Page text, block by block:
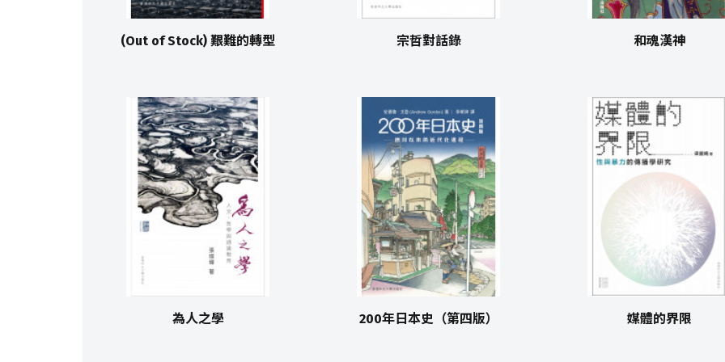
(Out of Stock) 艱難的轉型 宗哲對話錄 和魂漢神
為人之學 200年日本史（第四版） 媒體的界限